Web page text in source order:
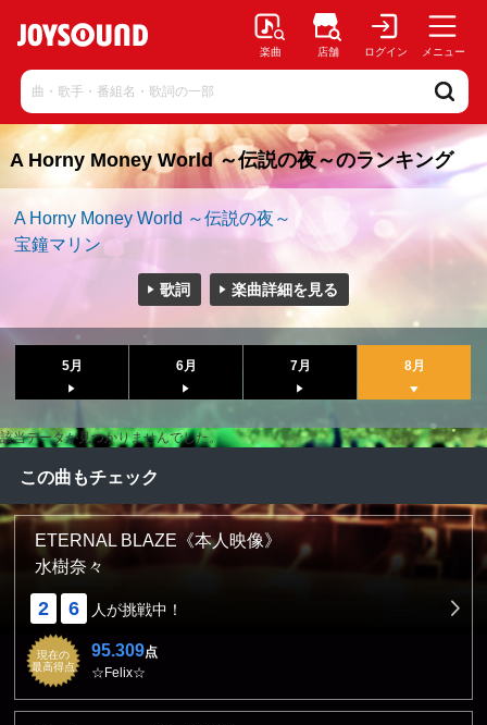
楽曲 店舗 ログイン メニュー
A Horny Money World ～伝説の夜～のランキング
A Horny Money World ～伝説の夜～
宝鐘マリン
歌詞 楽曲詳細を見る
5月 6月 7月 8月
該当データが見つかりませんでした。
この曲もチェック
ETERNAL BLAZE《本人映像》
水樹奈々
2 6 人が挑戦中！
現在の
最高得点
95.309点
☆Felix☆